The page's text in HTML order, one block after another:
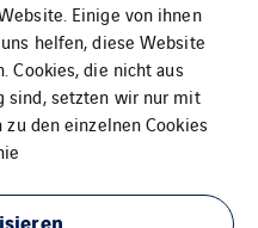
Einige von ihnen
helfen, diese Website
Cookies, die nicht aus
sind, setzten wir nur mit
den einzelnen Cookies